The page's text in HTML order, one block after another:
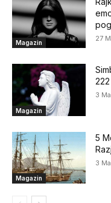
Magazin 27
Magazin
222
3
Magazin
5
3